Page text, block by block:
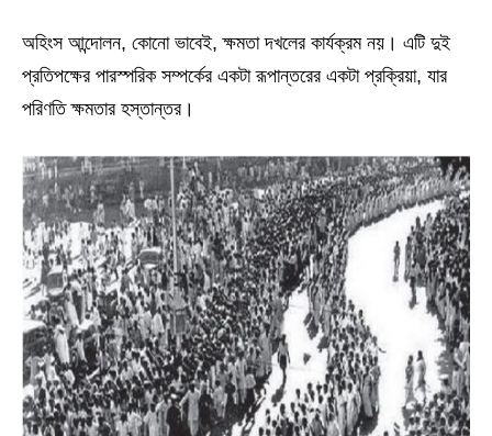
অহিংস আন্দোলন, কোনো ভাবেই, ক্ষমতা দখলের কার্যক্রম নয়। এটি দুই
প্রতিপক্ষের পারস্পরিক সম্পর্কের একটা রূপান্তরের একটা প্রক্রিয়া, যার
পরিণতি ক্ষমতার হস্তান্তর।